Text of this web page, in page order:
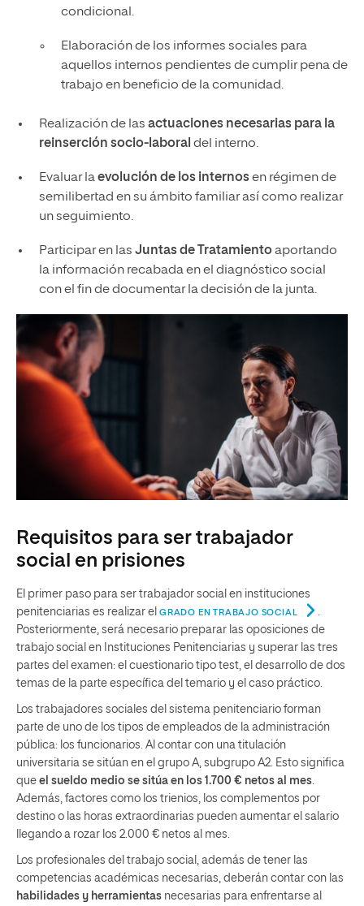
condicional.
Elaboración de los informes sociales para
aquellos internos pendientes de cumplir pena de
trabajo en beneficio de la comunidad.
Realización de las actuaciones necesarias para la
reinserción socio-laboral del interno.
Evaluar laevolución de los internosen régimen de
semilibertad en su ámbito familiar así como realizar
un seguimiento.
Participar en las Juntas de Tratamientoaportando
la información recabada en el diagnóstico social
con el fin de documentar la decisión de la junta.
Requisitos para ser trabajador
social en prisiones
El primer paso para ser trabajador social en instituciones
penitenciarias es realizar el GRADO EN TRABAJO SOCIAL
.
Posteriormente, será necesario preparar las oposiciones de
trabajo social en Instituciones Penitenciarias y superar las tres
partes del examen: el cuestionario tipo test, el desarrollo de dos
temas de la parte específica del temario y el caso práctico.
Los trabajadores sociales del sistema penitenciario forman
parte de uno de los tipos de empleados de la administración
pública: los funcionarios. Al contar con una titulación
universitaria se sitúan en el grupo A, subgrupo A2. Esto significa
que el sueldo medio se sitúa en los 1.700 € netos al mes.
Además, factores como los trienios, los complementos por
destino o las horas extraordinarias pueden aumentar el salario
llegando a rozar los 2.000 € netos al mes.
Los profesionales del trabajo social, además de tener las
competencias académicas necesarias, deberán contar con las
habilidades y herramientas necesarias para enfrentarse al